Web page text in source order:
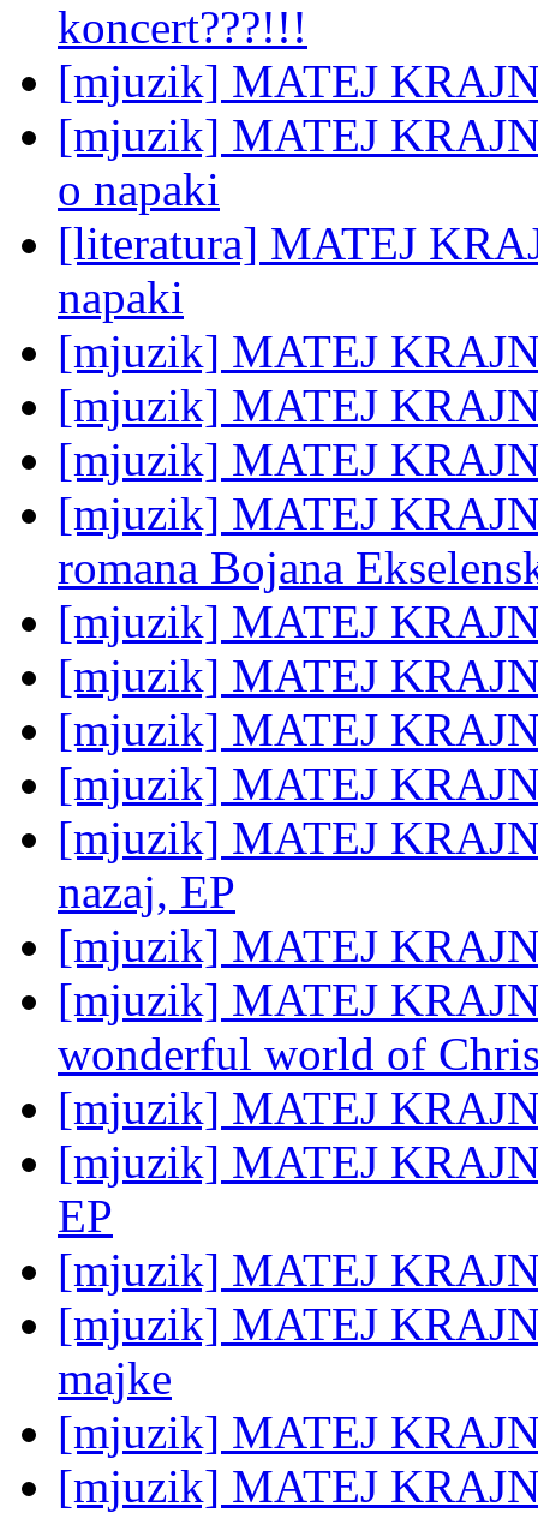
koncert???!!!
[mjuzik] MATEJ
[mjuzik] MATEJ
o napaki
[literatura] MATEJ
napaki
[mjuzik] MATEJ
[mjuzik] MATEJ
[mjuzik] MATEJ
[mjuzik] MATEJ
romana Bojana
[mjuzik] MATEJ
[mjuzik] MATEJ
[mjuzik] MATEJ
[mjuzik] MATEJ
[mjuzik] MATEJ
nazaj, EP
[mjuzik] MATEJ
[mjuzik] MATEJ
wonderful world of
[mjuzik] MATEJ
[mjuzik] MATEJ
EP
[mjuzik] MATEJ
[mjuzik] MATEJ
majke
[mjuzik] MATEJ
[mjuzik] MATEJ